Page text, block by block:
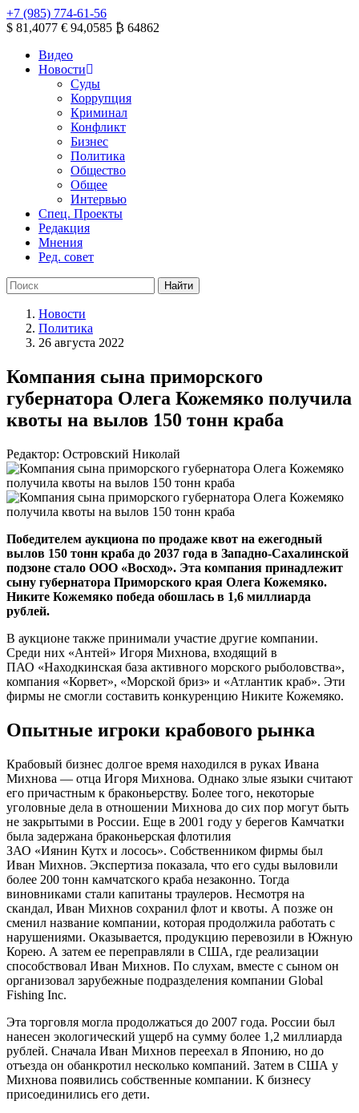
+7 (985) 774-61-56
$ 81,4077 € 94,0585 ₿ 64862
Видео
Новости
Суды
Коррупция
Криминал
Конфликт
Бизнес
Политика
Общество
Общее
Интервью
Спец. Проекты
Редакция
Мнения
Ред. совет
Новости
Политика
26 августа 2022
Компания сына приморского
губернатора Олега Кожемяко получила
квоты на вылов 150 тонн краба
Редактор: Островский Николай
Победителем аукциона по продаже квот на ежегодный
вылов 150 тонн краба до 2037 года в Западно-Сахалинской
подзоне стало ООО «Восход». Эта компания принадлежит
сыну губернатора Приморского края Олега Кожемяко.
Никите Кожемяко победа обошлась в 1,6 миллиарда
рублей.
В аукционе также принимали участие другие компании.
Среди них «Антей» Игоря Михнова, входящий в
ПАО «Находкинская база активного морского рыболовства»,
компания «Корвет», «Морской бриз» и «Атлантик краб». Эти
фирмы не смогли составить конкуренцию Никите Кожемяко.
Опытные игроки крабового рынка
Крабовый бизнес долгое время находился в руках Ивана
Михнова — отца Игоря Михнова. Однако злые языки считают
его причастным к браконьерству. Более того, некоторые
уголовные дела в отношении Михнова до сих пор могут быть
не закрытыми в России. Еще в 2001 году у берегов Камчатки
была задержана браконьерская флотилия
ЗАО «Иянин Кутх и лосось». Собственником фирмы был
Иван Михнов. Экспертиза показала, что его суды выловили
более 200 тонн камчатского краба незаконно. Тогда
виновниками стали капитаны траулеров. Несмотря на
скандал, Иван Михнов сохранил флот и квоты. А позже он
сменил название компании, которая продолжила работать с
нарушениями. Оказывается, продукцию перевозили в Южную
Корею. А затем ее переправляли в США, где реализации
способствовал Иван Михнов. По слухам, вместе с сыном он
организовал зарубежные подразделения компании Global
Fishing Inc.
Эта торговля могла продолжаться до 2007 года. России был
нанесен экологический ущерб на сумму более 1,2 миллиарда
рублей. Сначала Иван Михнов переехал в Японию, но до
отъезда он обанкротил несколько компаний. Затем в США у
Михнова появились собственные компании. К бизнесу
присоединились его дети.